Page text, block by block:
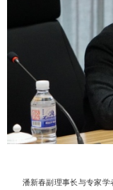
潘新春副理事长与专家